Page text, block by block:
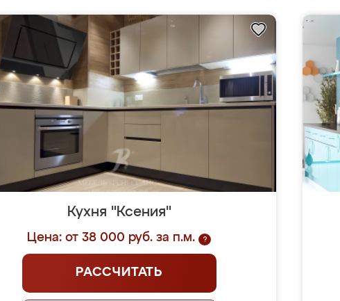
Кухня "Ксения"
Цена: от 38 000 руб. за п.м. ?
РАССЧИТАТЬ